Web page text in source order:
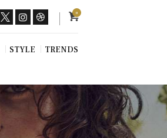
0
STYLE TRENDS